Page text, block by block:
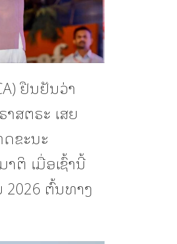
ຢືນຢັນວ່າ
ສຕຣະ ເສຍ
ຂະນະ
ຕິ ເມື່ອເຊົ້ານີ້
2026 ຕົ້ນທາງ